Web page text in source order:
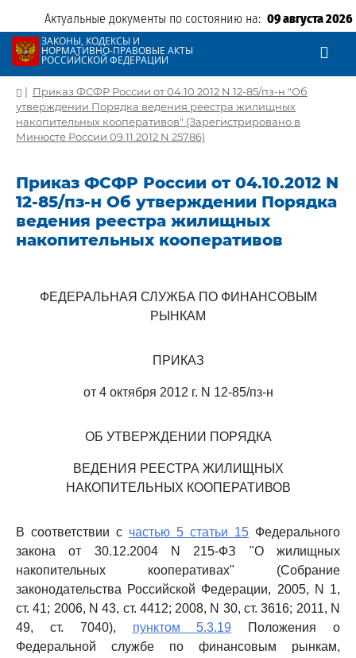
Актуальные документы по состоянию на: 09 августа 2026
ЗАКОНЫ, КОДЕКСЫ И
НОРМАТИВНО-ПРАВОВЫЕ АКТЫ
РОССИЙСКОЙ ФЕДЕРАЦИИ
| Приказ ФСФР России от 04.10.2012 N 12-85/пз-н "Об
утверждении Порядка ведения реестра жилищных
накопительных кооперативов" (Зарегистрировано в
Минюсте России 09.11.2012 N 25786)
Приказ ФСФР России от 04.10.2012 N
12-85/пз-н Об утверждении Порядка
ведения реестра жилищных
накопительных кооперативов
ФЕДЕРАЛЬНАЯ СЛУЖБА ПО ФИНАНСОВЫМ
РЫНКАМ
ПРИКАЗ
от 4 октября 2012 г. N 12-85/пз-н
ОБ УТВЕРЖДЕНИИ ПОРЯДКА
ВЕДЕНИЯ РЕЕСТРА ЖИЛИЩНЫХ
НАКОПИТЕЛЬНЫХ КООПЕРАТИВОВ
В соответствии с частью 5 статьи 15 Федерального
закона от 30.12.2004 N 215-ФЗ "О жилищных
накопительных кооперативах" (Собрание
законодательства Российской Федерации, 2005, N 1,
ст. 41; 2006, N 43, ст. 4412; 2008, N 30, ст. 3616; 2011, N
49, ст. 7040), пунктом 5.3.19 Положения о
Федеральной службе по финансовым рынкам,